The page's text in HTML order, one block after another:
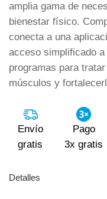
amplia gama de
bienestar físico.
conecta a una
acceso simplificado
programas para
músculos y
Envío
gratis
Pago
3x gratis
Detalles